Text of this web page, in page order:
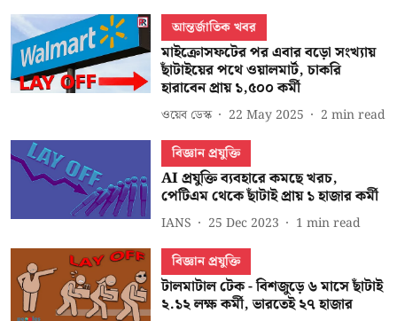
আন্তর্জাতিক খবর
মাইক্রোসফটের পর এবার বড়ো সংখ্যায়
ছাঁটাইয়ের পথে ওয়ালমার্ট, চাকরি
হারাবেন প্রায় ১,৫০০ কর্মী
ওয়েব ডেস্ক 22 May 2025 2 min read
বিজ্ঞান প্রযুক্তি
AI প্রযুক্তি ব্যবহারে কমছে খরচ,
পেটিএম থেকে ছাঁটাই প্রায় ১ হাজার কর্মী
IANS 25 Dec 2023 1 min read
বিজ্ঞান প্রযুক্তি
টালমাটাল টেক - বিশজুড়ে ৬ মাসে ছাঁটাই
২.১২ লক্ষ কর্মী, ভারতেই ২৭ হাজার